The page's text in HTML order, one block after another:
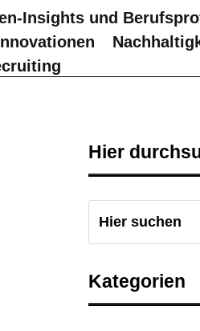
Insights und
Hier
Kategorien